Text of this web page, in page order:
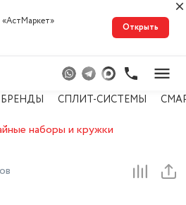
Открыть
БРЕНДЫ СПЛИТ-СИСТЕМЫ
наборы и кружки